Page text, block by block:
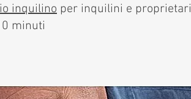
inquilino per inquilini e proprietari
minuti